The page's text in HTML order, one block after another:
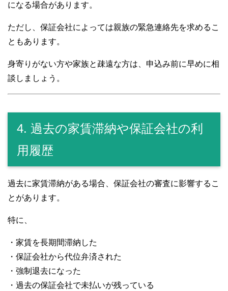
になる場合があります。
ただし、保証会社によっては親族の緊急連絡先を求めるこ
ともあります。
身寄りがない方や家族と疎遠な方は、申込み前に早めに相
談しましょう。
4. 過去の家賃滞納や保証会社の利
用履歴
過去に家賃滞納がある場合、保証会社の審査に影響するこ
とがあります。
特に、
・家賃を長期間滞納した
・保証会社から代位弁済された
・強制退去になった
・過去の保証会社で未払いが残っている